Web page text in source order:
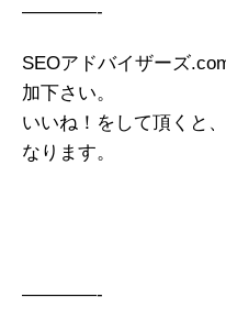
————-
SEOアドバイザーズ
加下さい。
いいね！をして頂くと
なります。
————-